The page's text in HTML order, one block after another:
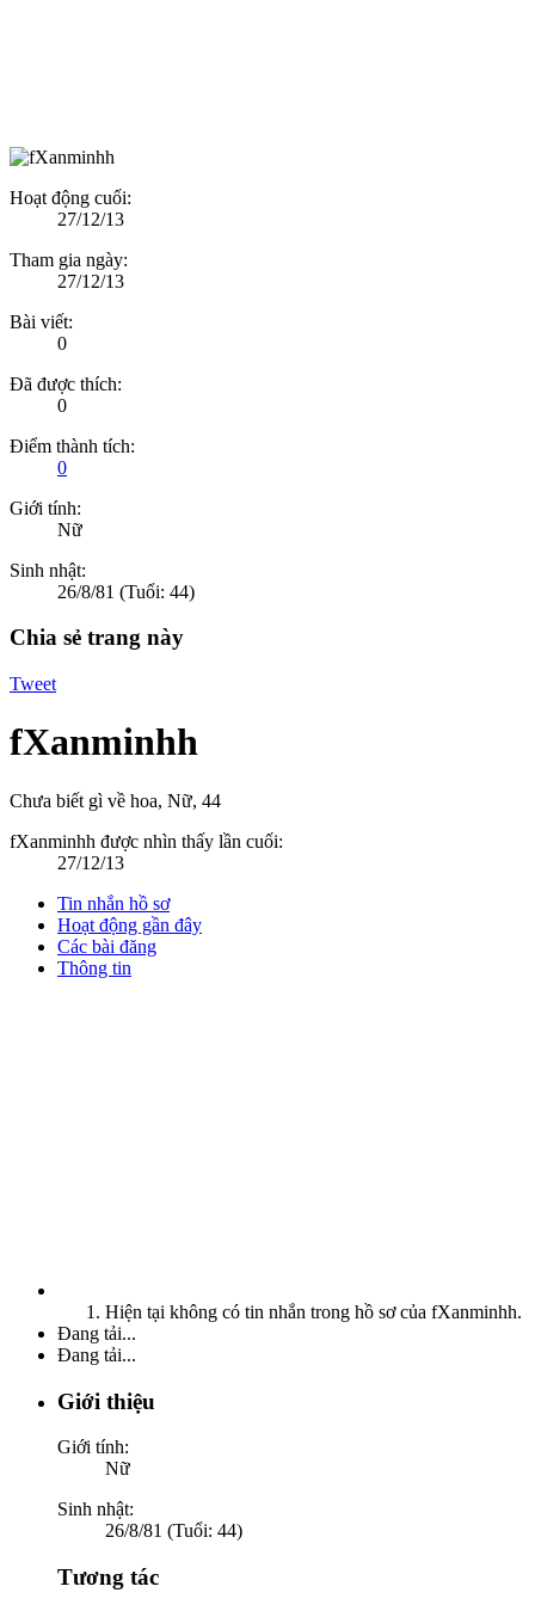
Hoạt động cuối:
27/12/13
Tham gia ngày:
27/12/13
Bài viết:
0
Đã được thích:
0
Điểm thành tích:
0
Giới tính:
Nữ
Sinh nhật:
26/8/81 (Tuổi: 44)
Chia sẻ trang này
Tweet
fXanminhh
Chưa biết gì về hoa, Nữ, 44
fXanminhh được nhìn thấy lần cuối:
27/12/13
Tin nhắn hồ sơ
Hoạt động gần đây
Các bài đăng
Thông tin
Hiện tại không có tin nhắn trong hồ sơ của fXanminhh.
Đang tải...
Đang tải...
Giới thiệu
Giới tính:
Nữ
Sinh nhật:
26/8/81 (Tuổi: 44)
Tương tác